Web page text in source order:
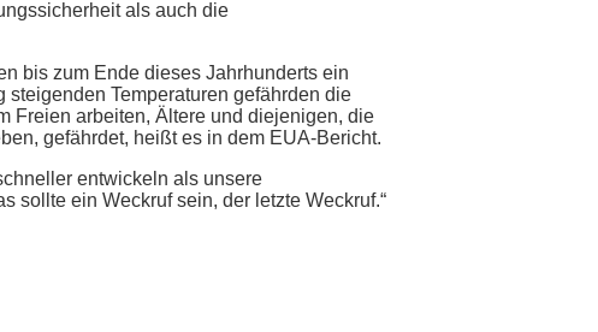
als auch die
bis zum Ende dieses Jahrhunderts ein
steigenden Temperaturen gefährden die
Freien arbeiten, Ältere und diejenigen, die
gefährdet, heißt es in dem EUA-Bericht.
entwickeln als unsere
sollte ein Weckruf sein, der letzte Weckruf.“